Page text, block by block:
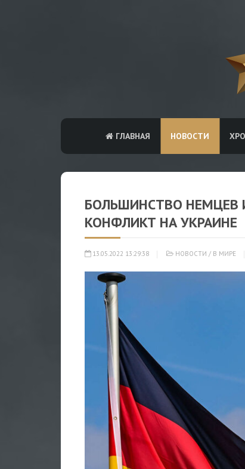
ГЛАВНАЯ НОВОСТИ
БОЛЬШИНСТВО НЕМЦЕВ
КОНФЛИКТ НА УКРАИНЕ
13.05.2022 13:29:38 НОВОСТИ / В МИРЕ